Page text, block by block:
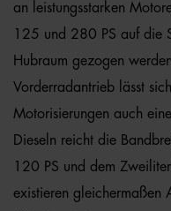
an leistungsstarken
125 und 280 PS auf die
Hubraum gezogen
Vorderradantrieb lässt
Motorisierungen auch
Dieseln reicht die
120 PS und dem
existieren gleichermaßen